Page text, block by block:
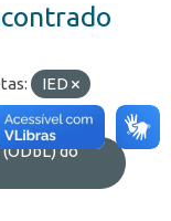
IED
Licenças:
do